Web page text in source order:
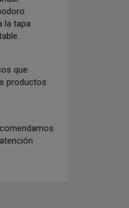
la tapa
que
productos